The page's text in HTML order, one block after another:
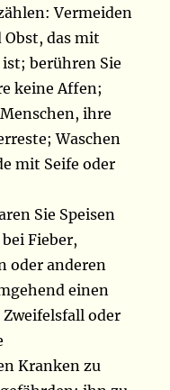
Vermeiden
Obst, das mit
berühren Sie
keine Affen;
ihre
Waschen
mit Seife oder
Sie Speisen
Fieber,
oder anderen
einen
oder
Kranken zu